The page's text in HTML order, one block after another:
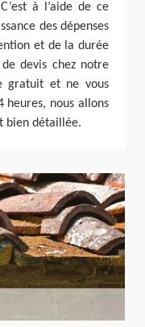
à l’aide de ce
des dépenses
et de la durée
devis chez notre
gratuit et ne vous
heures, nous allons
bien détaillée.